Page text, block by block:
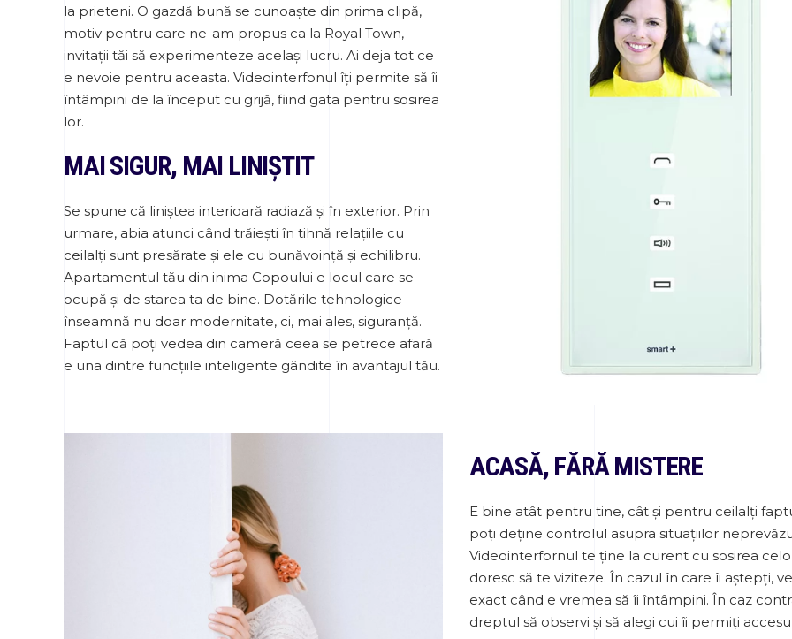
la prieteni. O gazdă bună se cunoaște din prima clipă,
motiv pentru care ne-am propus ca la Royal Town,
invitații tăi să experimenteze același lucru. Ai deja tot ce
e nevoie pentru aceasta. Videointerfonul îți permite să îi
întâmpini de la început cu grijă, fiind gata pentru sosirea
lor.
MAI SIGUR, MAI LINIȘTIT
Se spune că liniștea interioară radiază și în exterior. Prin
urmare, abia atunci când trăiești în tihnă relațiile cu
ceilalți sunt presărate și ele cu bunăvoință și echilibru.
Apartamentul tău din inima Copoului e locul care se
ocupă și de starea ta de bine. Dotările tehnologice
înseamnă nu doar modernitate, ci, mai ales, siguranță.
Faptul că poți vedea din cameră ceea se petrece afară
e una dintre funcțiile inteligente gândite în avantajul tău.
ACASĂ, FĂRĂ MISTERE
E bine atât pentru tine, cât și pentru ceilalți
poți deține controlul asupra situațiilor
Videointerfornul te ține la curent cu sosirea
doresc să te viziteze. În cazul în care îi aștepți,
exact când e vremea să îi întâmpini. În caz
dreptul să observi și să alegi cui îi permiți